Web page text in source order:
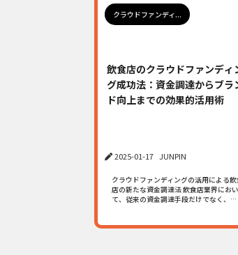
クラウドファンディ...
飲食店のクラウドファンディ
グ成功法：資金調達からブラ
ド向上までの効果的活用術
2025-01-17 JUNPIN
クラウドファンディングの活用による
店の新たな資金調達法 飲食店業界におい
て、従来の資金調達手段だけでなく、…